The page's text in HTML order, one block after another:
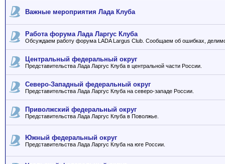
Важные мероприятия Лада Клуба
Работа форума Лада Ларгус Клуба
Обсуждаем работу форума LADA Largus Club. Сообщаем об ошибках,
Центральный федеральный округ
Представительства Лада Ларгус Клуба в центральной части России.
Северо-Западный федеральный округ
Представительства Лада Ларгус Клуба на северо-западе России.
Приволжский федеральный округ
Представительства Лада Ларгус Клуба в Поволжье.
Южный федеральный округ
Представительства Лада Ларгус Клуба на юге России.